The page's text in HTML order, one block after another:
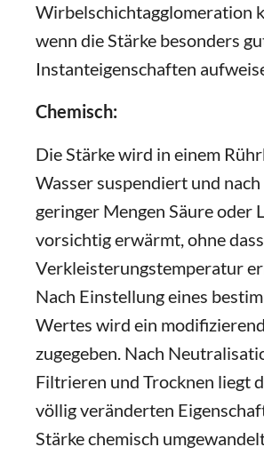
Wirbelschichtagglomeration
wenn die Stärke besonders
Instanteigenschaften
Chemisch:
Die Stärke wird in einem
Wasser suspendiert und nach
geringer Mengen Säure oder
vorsichtig erwärmt, ohne
Verkleisterungstemperatur
Nach Einstellung eines
Wertes wird ein
zugegeben. Nach
Filtrieren und Trocknen liegt
völlig veränderten
Stärke chemisch